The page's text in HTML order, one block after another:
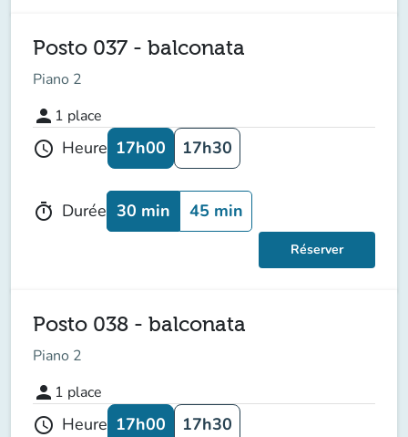
Posto 037 - balconata
Piano 2
person 1 place
schedule Heure 17h00 17h30
timer Durée 30 min 45 min
Réserver
Posto 038 - balconata
Piano 2
person 1 place
schedule Heure 17h00 17h30